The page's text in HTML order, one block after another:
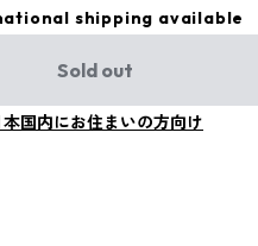
shipping available
Sold out
本国内にお住まいの方向け